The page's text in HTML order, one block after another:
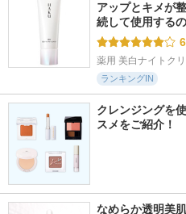
アップとキメが
続して使用する
6
薬用 美白ナイトク
ランキングIN
クレンジングを
スメをご紹介！
なめらか透明美